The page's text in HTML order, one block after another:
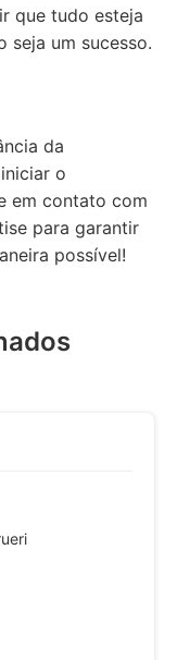
que tudo esteja
seja um sucesso.
da
o
em contato com
para garantir
possível!